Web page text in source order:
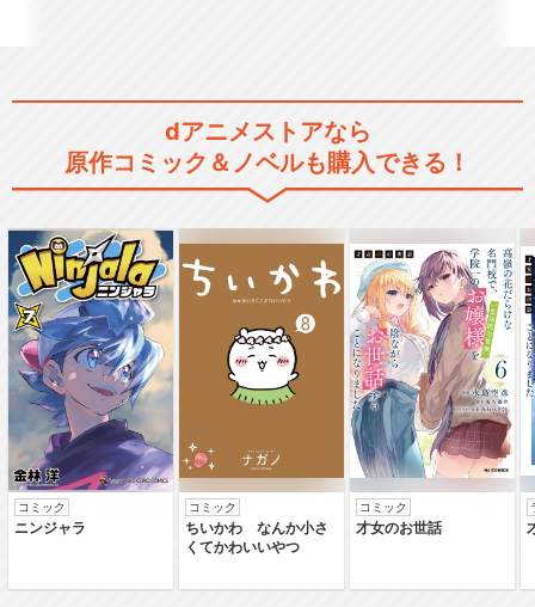
dアニメストアなら
原作コミック＆ノベルも購入できる！
コミック
ニンジャラ
コミック
ちいかわ なんか小さ
くてかわいいやつ
コミック
才女のお世話